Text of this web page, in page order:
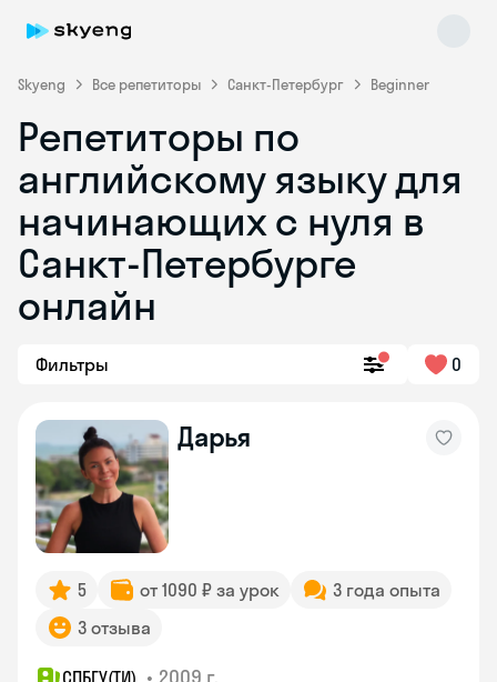
Skyeng Все репетиторы Санкт-Петербург Beginner
Репетиторы по
английскому языку для
начинающих с нуля в
Санкт-Петербурге
онлайн
Фильтры 0
Дарья
5 от 1090 ₽ за урок
3 года опыта
3 отзыва
СПБГУ(ТИ)
Skyeng Chat
online